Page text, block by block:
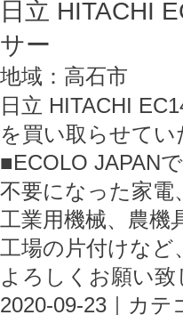
日立 HITACHI
サー
地域：高石市
日立 HITACHI
を買い取らせてい
■ECOLO JAPAN
不要になった家電
工業用機械、農機
工場の片付けなど
よろしくお願い致
2020-09-23｜カテ